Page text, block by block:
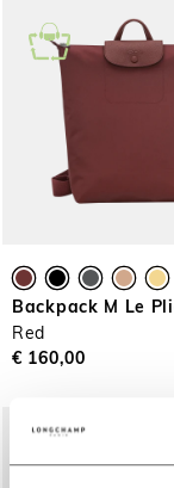
Backpack M Le
Red
€ 160,00